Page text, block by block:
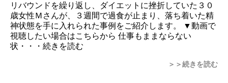
リバウンドを繰り返し、ダイエットに挫折していた３０
歳女性Ｍさんが、３週間で過食が止まり、落ち着いた精
神状態を手に入れられた事例をご紹介します。 ▼動画で
視聴したい場合はこちらから 仕事もままならない
状・・・続きを読む
＞＞続きを読む